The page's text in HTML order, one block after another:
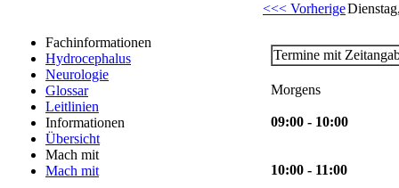
Fachinformationen
Hydrocephalus
Neurologie
Glossar
Leitlinien
Informationen
Übersicht
Mach mit
Mach mit
<<< Vorherige
Termine mit
Morgens
09:00 - 10:00
10:00 - 11:00